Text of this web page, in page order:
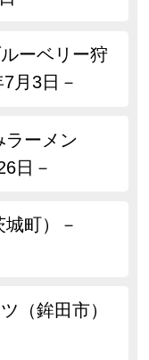
ーベリー狩
月3日－
ラーメン
日－
町）－
（鉾田市）